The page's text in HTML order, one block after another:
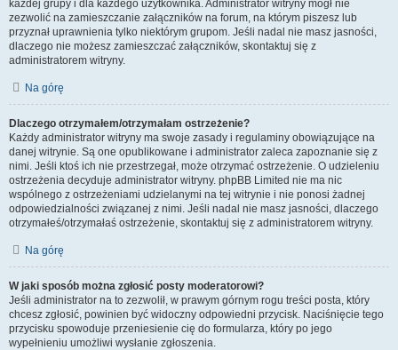
każdej grupy i dla każdego użytkownika. Administrator witryny mógł nie
zezwolić na zamieszczanie załączników na forum, na którym piszesz lub
przyznał uprawnienia tylko niektórym grupom. Jeśli nadal nie masz jasności,
dlaczego nie możesz zamieszczać załączników, skontaktuj się z
administratorem witryny.
Na górę
Dlaczego otrzymałem/otrzymałam ostrzeżenie?
Każdy administrator witryny ma swoje zasady i regulaminy obowiązujące na
danej witrynie. Są one opublikowane i administrator zaleca zapoznanie się z
nimi. Jeśli ktoś ich nie przestrzegał, może otrzymać ostrzeżenie. O udzieleniu
ostrzeżenia decyduje administrator witryny. phpBB Limited nie ma nic
wspólnego z ostrzeżeniami udzielanymi na tej witrynie i nie ponosi żadnej
odpowiedzialności związanej z nimi. Jeśli nadal nie masz jasności, dlaczego
otrzymałeś/otrzymałaś ostrzeżenie, skontaktuj się z administratorem witryny.
Na górę
W jaki sposób można zgłosić posty moderatorowi?
Jeśli administrator na to zezwolił, w prawym górnym rogu treści posta, który
chcesz zgłosić, powinien być widoczny odpowiedni przycisk. Naciśnięcie tego
przycisku spowoduje przeniesienie cię do formularza, który po jego
wypełnieniu umożliwi wysłanie zgłoszenia.